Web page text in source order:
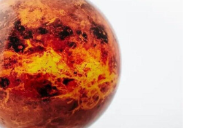
登入會員
建立新帳號